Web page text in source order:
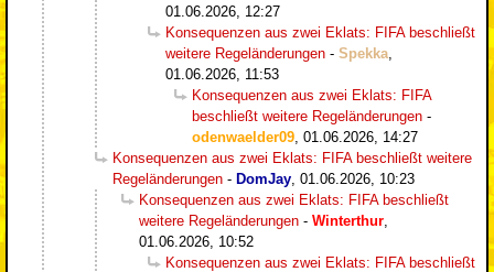
01.06.2026, 12:27
Konsequenzen aus zwei Eklats: FIFA beschließt
weitere Regeländerungen - Spekka
01.06.2026, 11:53
Konsequenzen aus zwei Eklats: FIFA
beschließt weitere Regeländerungen -
odenwaelder09 01.06.2026, 14:27
Konsequenzen aus zwei Eklats: FIFA beschließt weitere
Regeländerungen - DomJay 01.06.2026, 10:23
Konsequenzen aus zwei Eklats: FIFA beschließt
weitere Regeländerungen - Winterthur
01.06.2026, 10:52
Konsequenzen aus zwei Eklats: FIFA beschließt